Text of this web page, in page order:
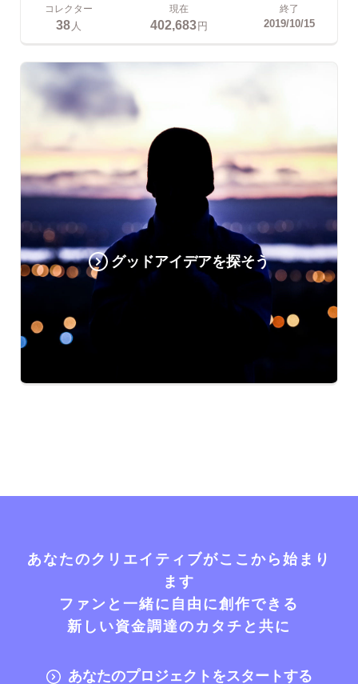
コレクター
38人
現在
402,683円
終了
2019/10/15
グッドアイデアを探そう
あなたのクリエイティブがここから始まり
ます
ファンと一緒に自由に創作できる
新しい資金調達のカタチと共に
あなたのプロジェクトをスタートする